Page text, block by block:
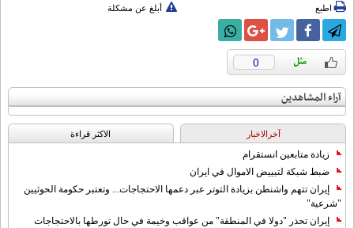
اطبع
أبلغ عن مشكلة
0
آراء المشاهدين
آخرالاخبار الاکثر قراءة
زيادة متابعين انستقرام
ضبط شبكة لتبييض الاموال في ايران
إيران تتهم واشنطن بزيادة التوتر عبر دعمها الاحتجاجات... وتعتبر حكومة الحوثيين
"شرعية"
إيران تحذر "دولا في المنطقة" من عواقب وخيمة في حال تورطها بالاحتجاجات